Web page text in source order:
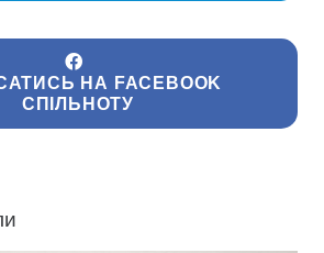
НА FACEBOOK
СПІЛЬНОТУ